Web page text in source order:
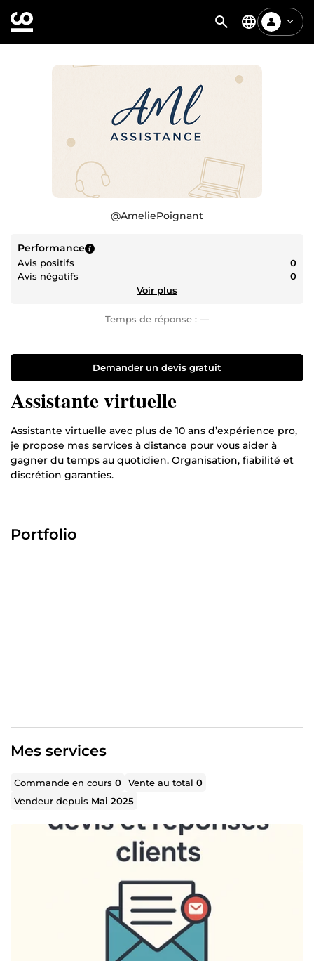
@AmeliePoignant
Performance
Avis positifs
0
Avis négatifs
0
Voir plus
Temps de réponse : —
Demander un devis gratuit
Assistante virtuelle
Assistante virtuelle avec plus de 10 ans d’expérience pro,
je propose mes services à distance pour vous aider à
gagner du temps au quotidien. Organisation, fiabilité et
discrétion garanties.
Portfolio
Mes services
Commande en cours0 Vente au total0
Vendeur depuis Mai 2025